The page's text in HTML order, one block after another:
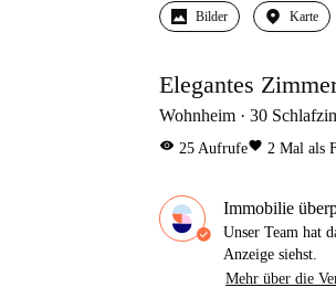
Bilder Karte
Elegantes
Wohnheim 30
visibility 25 Aufrufefavorite 2 Mal als
Immobilie
Unser Team hat
Anzeige siehst.
Mehr über die